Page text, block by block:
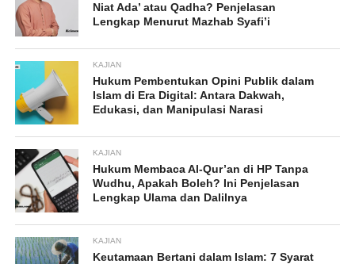
Niat Ada’ atau Qadha? Penjelasan
Lengkap Menurut Mazhab Syafi’i
KAJIAN
Hukum Pembentukan Opini Publik dalam
Islam di Era Digital: Antara Dakwah,
Edukasi, dan Manipulasi Narasi
KAJIAN
Hukum Membaca Al-Qur’an di HP Tanpa
Wudhu, Apakah Boleh? Ini Penjelasan
Lengkap Ulama dan Dalilnya
KAJIAN
Keutamaan Bertani dalam Islam: 7 Syarat